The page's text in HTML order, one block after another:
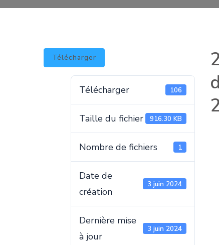
Télécharger
Télécharger 106
Taille du fichier 916.30 KB
Nombre de fichiers 1
Date de
création
3 juin 2024
Dernière mise
à jour
3 juin 2024